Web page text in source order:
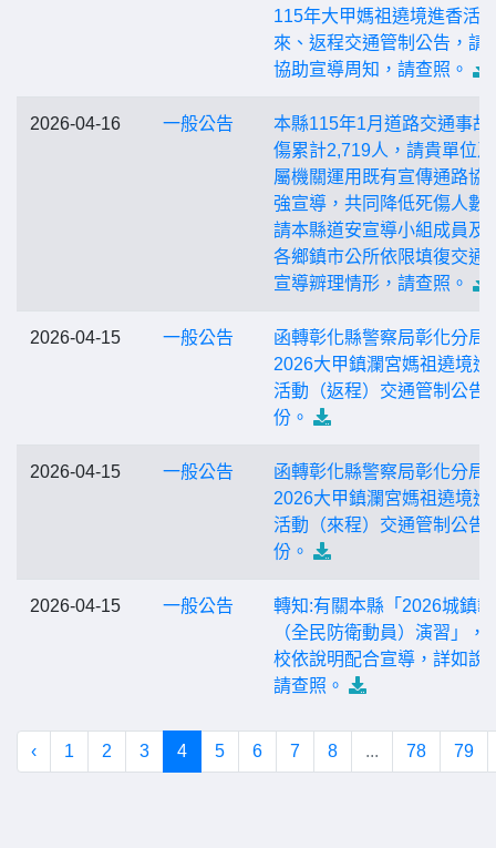
115年大甲媽祖遶境進香活
來、返程交通管制公告，請
協助宣導周知，請查照。
2026-04-16 一般公告
本縣115年1月道路交通事故
傷累計2,719人，請貴單位
屬機關運用既有宣傳通路協
強宣導，共同降低死傷人數
請本縣道安宣導小組成員及
各鄉鎮市公所依限填復交通
宣導辧理情形，請查照。
2026-04-15 一般公告
函轉彰化縣警察局彰化分局
2026大甲鎮瀾宮媽祖遶境進
活動（返程）交通管制公告2
份。
2026-04-15 一般公告
函轉彰化縣警察局彰化分局
2026大甲鎮瀾宮媽祖遶境進
活動（來程）交通管制公告1
份。
2026-04-15 一般公告
轉知:有關本縣「2026城鎮
（全民防衛動員）演習」，
校依說明配合宣導，詳如說
請查照。
‹ 1 2 3 4 5 6 7 8 ... 78 79